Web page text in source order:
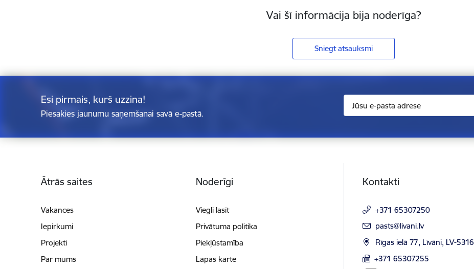
Vai šī informācija bija noderīga?
Sniegt atsauksmi
Esi pirmais, kurš uzzina!
Piesakies jaunumu saņemšanai savā e-pastā.
Ātrās saites
Vakances
Iepirkumi
Projekti
Par mums
Noderīgi
Viegli lasīt
Privātuma politika
Piekļūstamība
Lapas karte
Kontakti
+371 65307250
E-pasts:
pasts@livani.lv
Rīgas ielā 77, Līvāni, LV-5316
+371 65307255